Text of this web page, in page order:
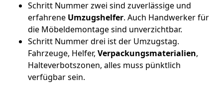
Schritt Nummer zwei sind zuverlässige und
erfahrene Umzugshelfer. Auch Handwerker für
die Möbeldemontage sind unverzichtbar.
Schritt Nummer drei ist der Umzugstag.
Fahrzeuge, Helfer, Verpackungsmaterialien,
Halteverbotszonen, alles muss pünktlich
verfügbar sein.